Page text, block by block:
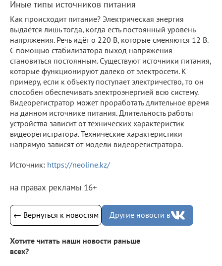
Иные типы источников питания
Как происходит питание? Электрическая энергия
выдаётся лишь тогда, когда есть постоянный уровень
напряжения. Речь идёт о 220 В, которые сменяются 12 В.
С помощью стабилизатора выход напряжения
становиться постоянным. Существуют источники питания,
которые функционируют далеко от электросети. К
примеру, если к объекту поступает электричество, то он
способен обеспечивать электроэнергией всю систему.
Видеорегистратор может проработать длительное время
на данном источнике питания. Длительность работы
устройства зависит от технических характеристик
видеорегистратора. Технические характеристики
напрямую зависят от модели видеорегистратора.
Источник: https://neoline.kz/
на правах рекламы 16+
← Вернуться к новостям Другие новости в
Хотите читать наши новости раньше
всех?